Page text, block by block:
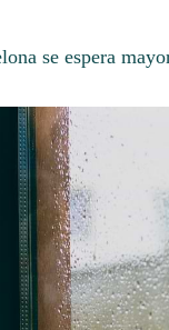
se espera